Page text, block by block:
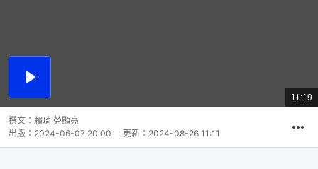
播
總
共
間
11:19
撰文： 賴琦 勞顯亮
出版： 2024-06-07 20:00 更新： 2024-08-26 11:11